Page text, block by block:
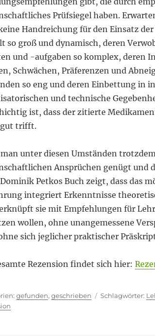
Prüfsiegel haben.
Handreichung für den Einsatz
so groß und dynamisch, deren
und -aufgaben so komplex, deren
Schwächen, Präferenzen und
so eng und deren Einbettung in
und technische
ist, dass der zitierte
trifft.
unter diesen Umständen
Ansprüchen genügt und
Petkos Buch zeigt, dass das
integriert Erkenntnisse
sie mit Empfehlungen für
wollen, ohne unangemessene
sich jeglicher praktischer
Rezension findet sich hier:
Kategorien
gefunden, geschrieben